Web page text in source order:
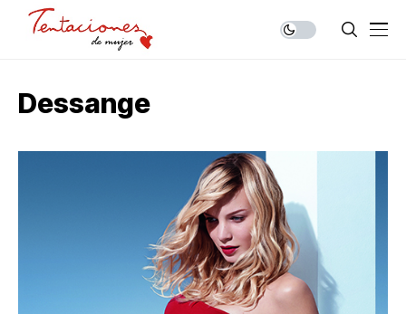
Dessange